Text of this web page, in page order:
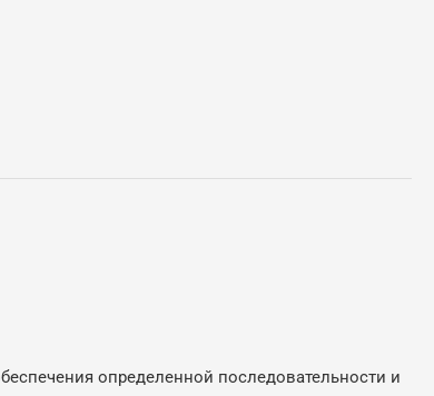
определенной последовательности и